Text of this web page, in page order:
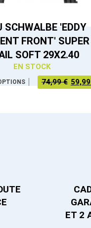
SCHWALBE 'EDDY
FRONT' SUPER
SOFT 29X2.40
EN STOCK
74,99 €
LE PRIX
LE PRIX
ET 2